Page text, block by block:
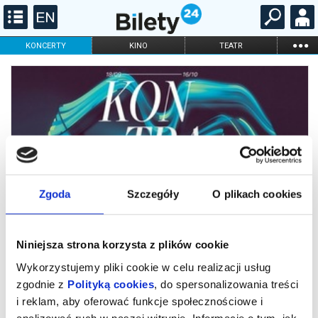
Zgoda Szczegóły O plikach cookies
Niniejsza strona korzysta z plików cookie
Wykorzystujemy pliki cookie w celu realizacji usług
zgodnie z Polityką cookies , do spersonalizowania treści
i reklam, aby oferować funkcje społecznościowe i
KONCERTY KINO TEATR ...
FILHARMONIA OPERA I BALET
ONLINE KARNETY
3. Mahlera: Miejsce: Akademia
Muzyczna w Bydgoszczy